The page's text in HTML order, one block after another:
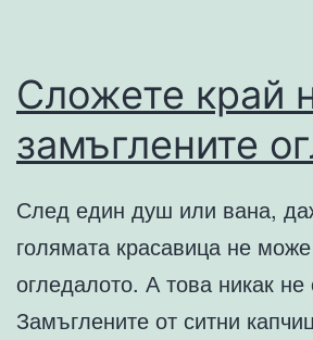
Сложете край
замъглените
След един душ или вана,
голямата красавица не
огледалото. А това никак не
Замъглените от ситни